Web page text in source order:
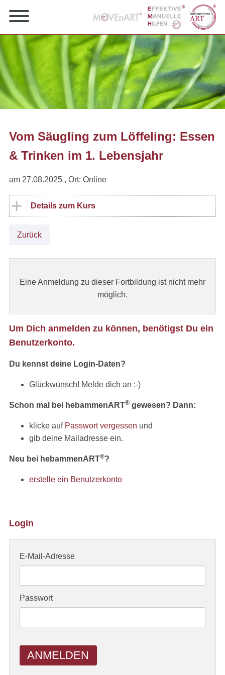
Vom Säugling zum Löffeling: Essen
& Trinken im 1. Lebensjahr
am 27.08.2025 , Ort: Online
Details zum Kurs
Zurück
Eine Anmeldung zu dieser Fortbildung ist nicht mehr
möglich.
Um Dich anmelden zu können, benötigst Du ein
Benutzerkonto.
Du kennst deine Login-Daten?
Glückwunsch! Melde dich an :-)
Schon mal bei hebammenART® gewesen? Dann:
klicke auf Passwort vergessen und
gib deine Mailadresse ein.
Neu bei hebammenART®?
erstelle ein Benutzerkonto
Login
E-Mail-Adresse
Passwort
ANMELDEN